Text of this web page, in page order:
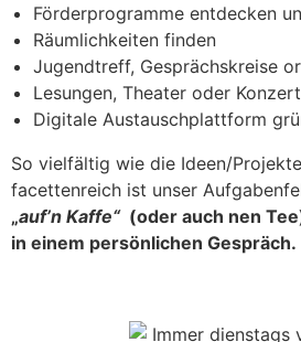
Förderprogramme entdecken
Räumlichkeiten finden
Jugendtreff, Gesprächskreise
Lesungen, Theater oder
Digitale Austauschplattform
So vielfältig wie die Ideen/
facettenreich ist unser
„auf’n Kaffe“(oder auch nen
in einem persönlichen Gespräch.